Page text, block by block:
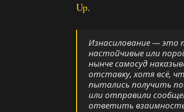
Up.
Изнасилование — это
настойчивые или
нынче самосуд
отставку, хотя всё,
пытались получить
или отправили
ответить